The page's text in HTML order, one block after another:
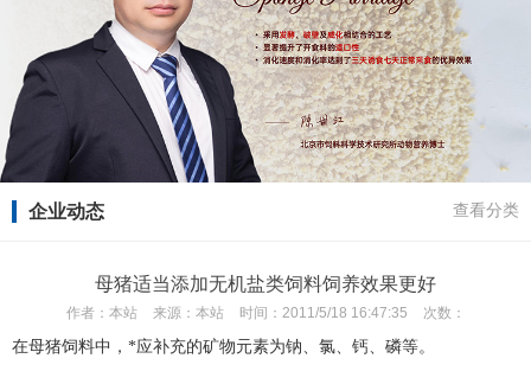
企业动态 查看分类
母猪适当添加无机盐类饲料饲养效果更好
作者： 本站 来源： 本站 时间： 2011/5/18 16:47:35 次数：
在母猪饲料中，*应补充的矿物元素为钠、氯、钙、磷等。